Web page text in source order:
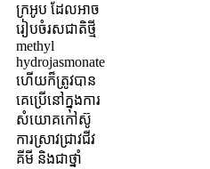
ក្រអូប ដែលអាច
រៀបចំរសជាតិថ្មី
methyl
hydrojasmonate
ហើយក៏ត្រូវបាន
គេប្រើនៅក្នុងការ
សំយោគកៅស៊ូ
ការស្រាវជ្រាវជីវ
គីមី និងជាថ្នាំ